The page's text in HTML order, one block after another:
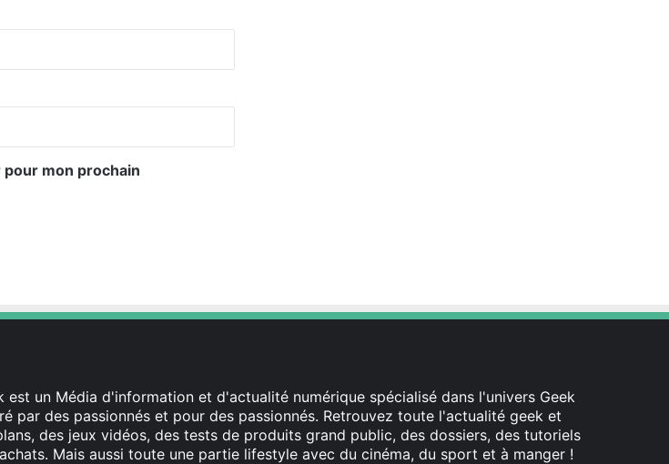
mon prochain
est un Média d'information et d'actualité numérique spécialisé dans l'univers Geek
par des passionnés et pour des passionnés. Retrouvez toute l'actualité geek et
des jeux vidéos, des tests de produits grand public, des dossiers, des tutoriels
Mais aussi toute une partie lifestyle avec du cinéma, du sport et à manger !